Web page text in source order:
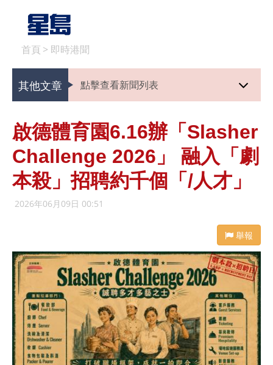
首頁 > 即時港聞
其他文章 點擊查看新聞列表
啟德體育園6.16辦「Slasher
Challenge 2026」 融入「劇
本殺」招聘約千個「/人才」
2026年06月09日 00:51
舉報